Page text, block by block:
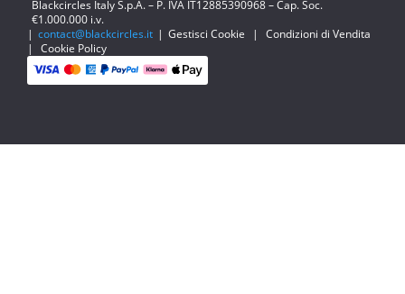
Blackcircles Italy S.p.A. – P. IVA IT12885390968 – Cap. Soc.
€1.000.000 i.v.
| contact@blackcircles.it | Gestisci Cookie |
Condizioni di Vendita
|
Cookie Policy